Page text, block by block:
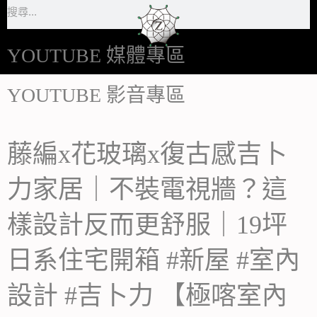
跳
至
主
內
YOUTUBE 媒體專區
YOUTUBE 影音專區
藤編x花玻璃x復古感吉卜
力家居｜不裝電視牆？這
樣設計反而更舒服｜19坪
日系住宅開箱 #新屋 #室內
設計 #吉卜力 【極喀室內